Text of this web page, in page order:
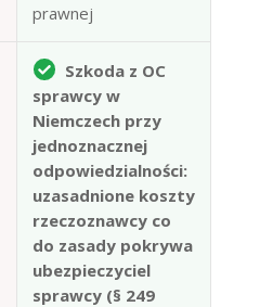
prawnej
Szkoda z OC
sprawcy w
Niemczech przy
jednoznacznej
odpowiedzialności:
uzasadnione koszty
rzeczoznawcy co
do zasady pokrywa
ubezpieczyciel
sprawcy (§ 249